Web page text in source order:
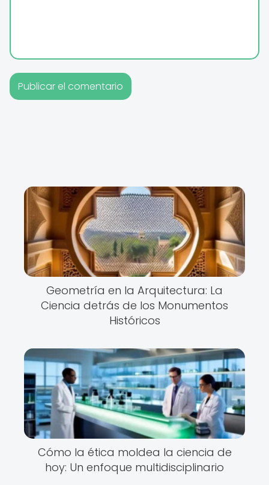
Geometría en la Arquitectura: La
Ciencia detrás de los Monumentos
Históricos
Cómo la ética moldea la ciencia de
hoy: Un enfoque multidisciplinario